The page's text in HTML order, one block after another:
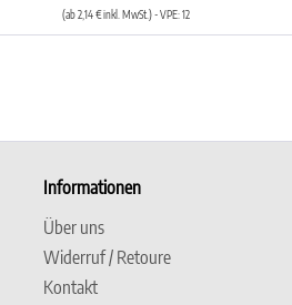
(ab 2,14 € inkl. MwSt.) - VPE: 12
Informationen
Über uns
Widerruf / Retoure
Kontakt